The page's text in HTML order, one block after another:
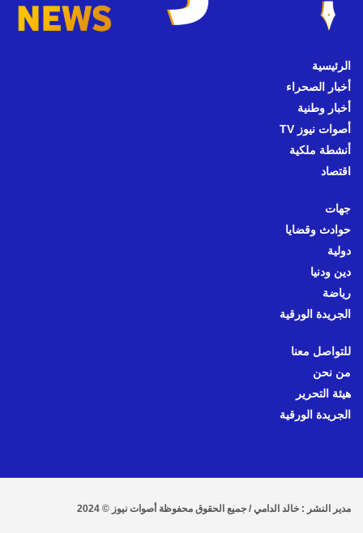
الرئيسية
أخبار الصحراء
أخبار وطنية
أصوات نيوز TV
أنشطة ملكية
اقتصاد
جهات
حوادث وقضايا
دولية
دين ودنيا
رياضة
الجريدة الورقية
للتواصل معنا
من نحن
هيئة التحرير
الجريدة الورقية
مدير النشر : خالد الدامي / جميع الحقوق محفوظة أصوات نيوز © 2024